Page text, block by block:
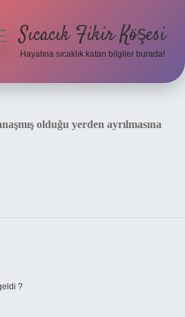
Sıcacık Fikir Köşesi
Hayatına sıcaklık katan bilgiler burada!
olduğu yerden ayrılmasına
?